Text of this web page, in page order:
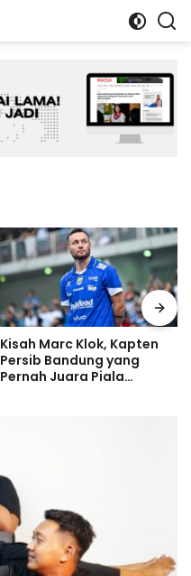
Kisah Marc Klok, Kapten
Persib Bandung yang
Pernah Juara Piala